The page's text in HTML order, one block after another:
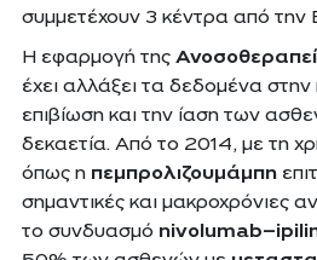
συμμετέχουν 3 κέντρα από την
Η εφαρμογή της
έχει αλλάξει τα δεδομένα στην
επιβίωση και την ίαση των
δεκαετία. Από το 2014, με τη
όπως η πεμπρολιζουμάμπη
σημαντικές και μακροχρόνιες
το συνδυασμό nivolumab–